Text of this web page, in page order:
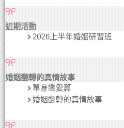
近期活動
2026上半年婚姻研習班
婚姻翻轉的真情故事
單身戀愛篇
婚姻翻轉的真情故事